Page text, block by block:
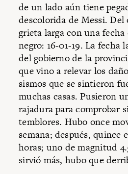
de un lado aún tiene
descolorida de Messi.
grieta larga con una
negro: 16-01-19. La fecha
del gobierno de la
que vino a relevar los
sismos que se sintieron
muchas casas. Pusieron
rajadura para comprobar
temblores. Hubo once
semana; después, quince
horas; uno de magnitud
sirvió más, hubo que